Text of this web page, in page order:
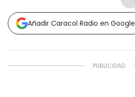
Añadir Caracol Radio en Google